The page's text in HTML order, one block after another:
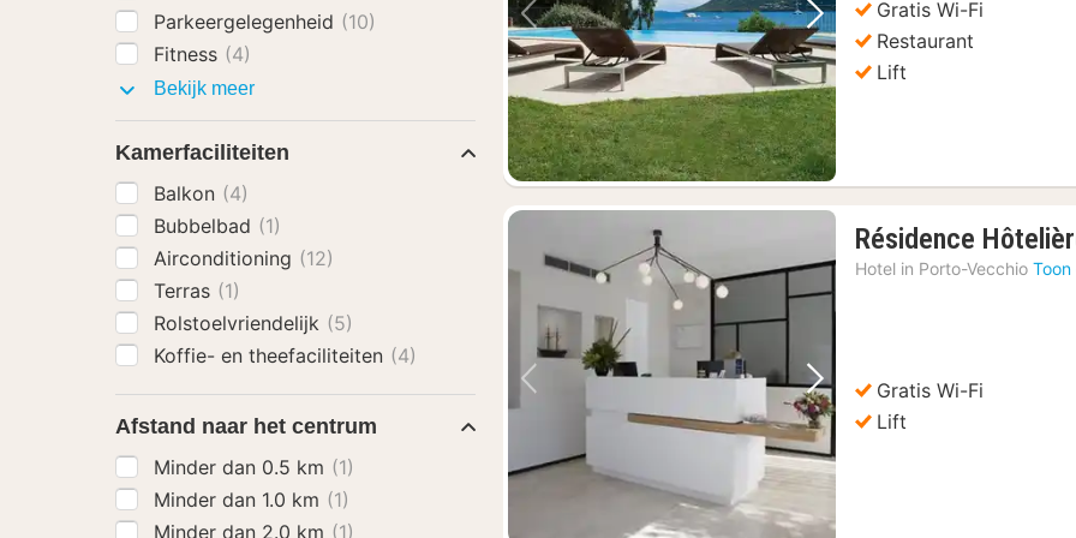
Vorige foto Volgende foto
Gratis Wi-Fi
Restaurant
Lift
Vorige foto Volgende foto
Résidence
Hotel in Porto-Vecchio
Gratis Wi-Fi
Lift
Parkeergelegenheid (10)
Fitness (4)
Bekijk meerFaciliteiten
Kamerfaciliteiten
Balkon (4)
Bubbelbad (1)
Airconditioning (12)
Terras (1)
Rolstoelvriendelijk (5)
Koffie- en theefaciliteiten (4)
Afstand naar het centrum
Minder dan 0.5 km (1)
Minder dan 1.0 km (1)
Minder dan 2.0 km (1)